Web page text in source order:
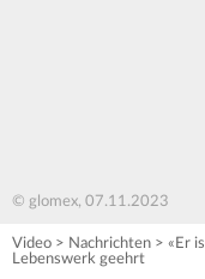
© glomex, 07.11.2023
Video > Nachrichten > «Er
Lebenswerk geehrt